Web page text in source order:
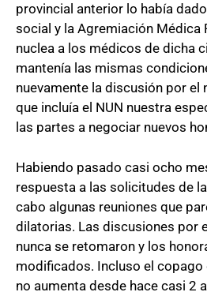
provincial anterior lo había
social y la Agremiación Médica
nuclea a los médicos de dicha
mantenía las mismas
nuevamente la discusión por el
que incluía el NUN nuestra
las partes a negociar nuevos
Habiendo pasado casi ocho
respuesta a las solicitudes de
cabo algunas reuniones que
dilatorias. Las discusiones por
nunca se retomaron y los
modificados. Incluso el copago
no aumenta desde hace casi 2